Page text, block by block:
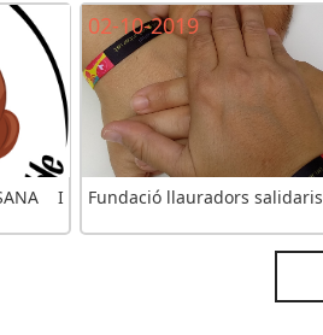
I
02-10-2019
Fundació llauradors salidaris